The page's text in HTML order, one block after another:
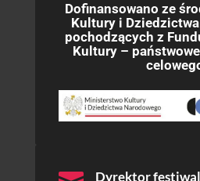
Dofinansowano ze
Kultury i
pochodzących z
Kultury –
Dyrektor